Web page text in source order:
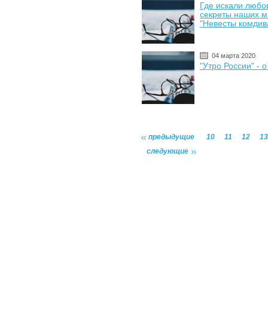
Где искали
секреты наших
"Невесты
04 марта 2020
"Утро России" -
предыдущие 10 11 12
13
следующие